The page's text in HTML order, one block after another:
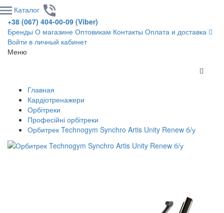
Каталог
+38 (067) 404-00-09 (Viber)
Бренды О магазине Оптовикам Контакты Оплата и доставка
Войти в личный кабинет
Меню
Главная
Кардіотренажери
Орбітреки
Професійні орбітреки
Орбитрек Technogym Synchro Artis Unity Renew б/у